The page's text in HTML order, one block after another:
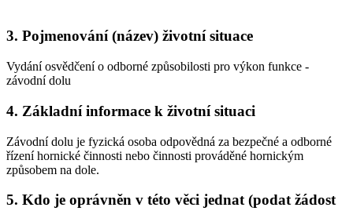
3. Pojmenování (název) životní situace
Vydání osvědčení o odborné způsobilosti pro výkon funkce -
závodní dolu
4. Základní informace k životní situaci
Závodní dolu je fyzická osoba odpovědná za bezpečné a odborné
řízení hornické činnosti nebo činnosti prováděné hornickým
způsobem na dole.
5. Kdo je oprávněn v této věci jednat (podat žádost